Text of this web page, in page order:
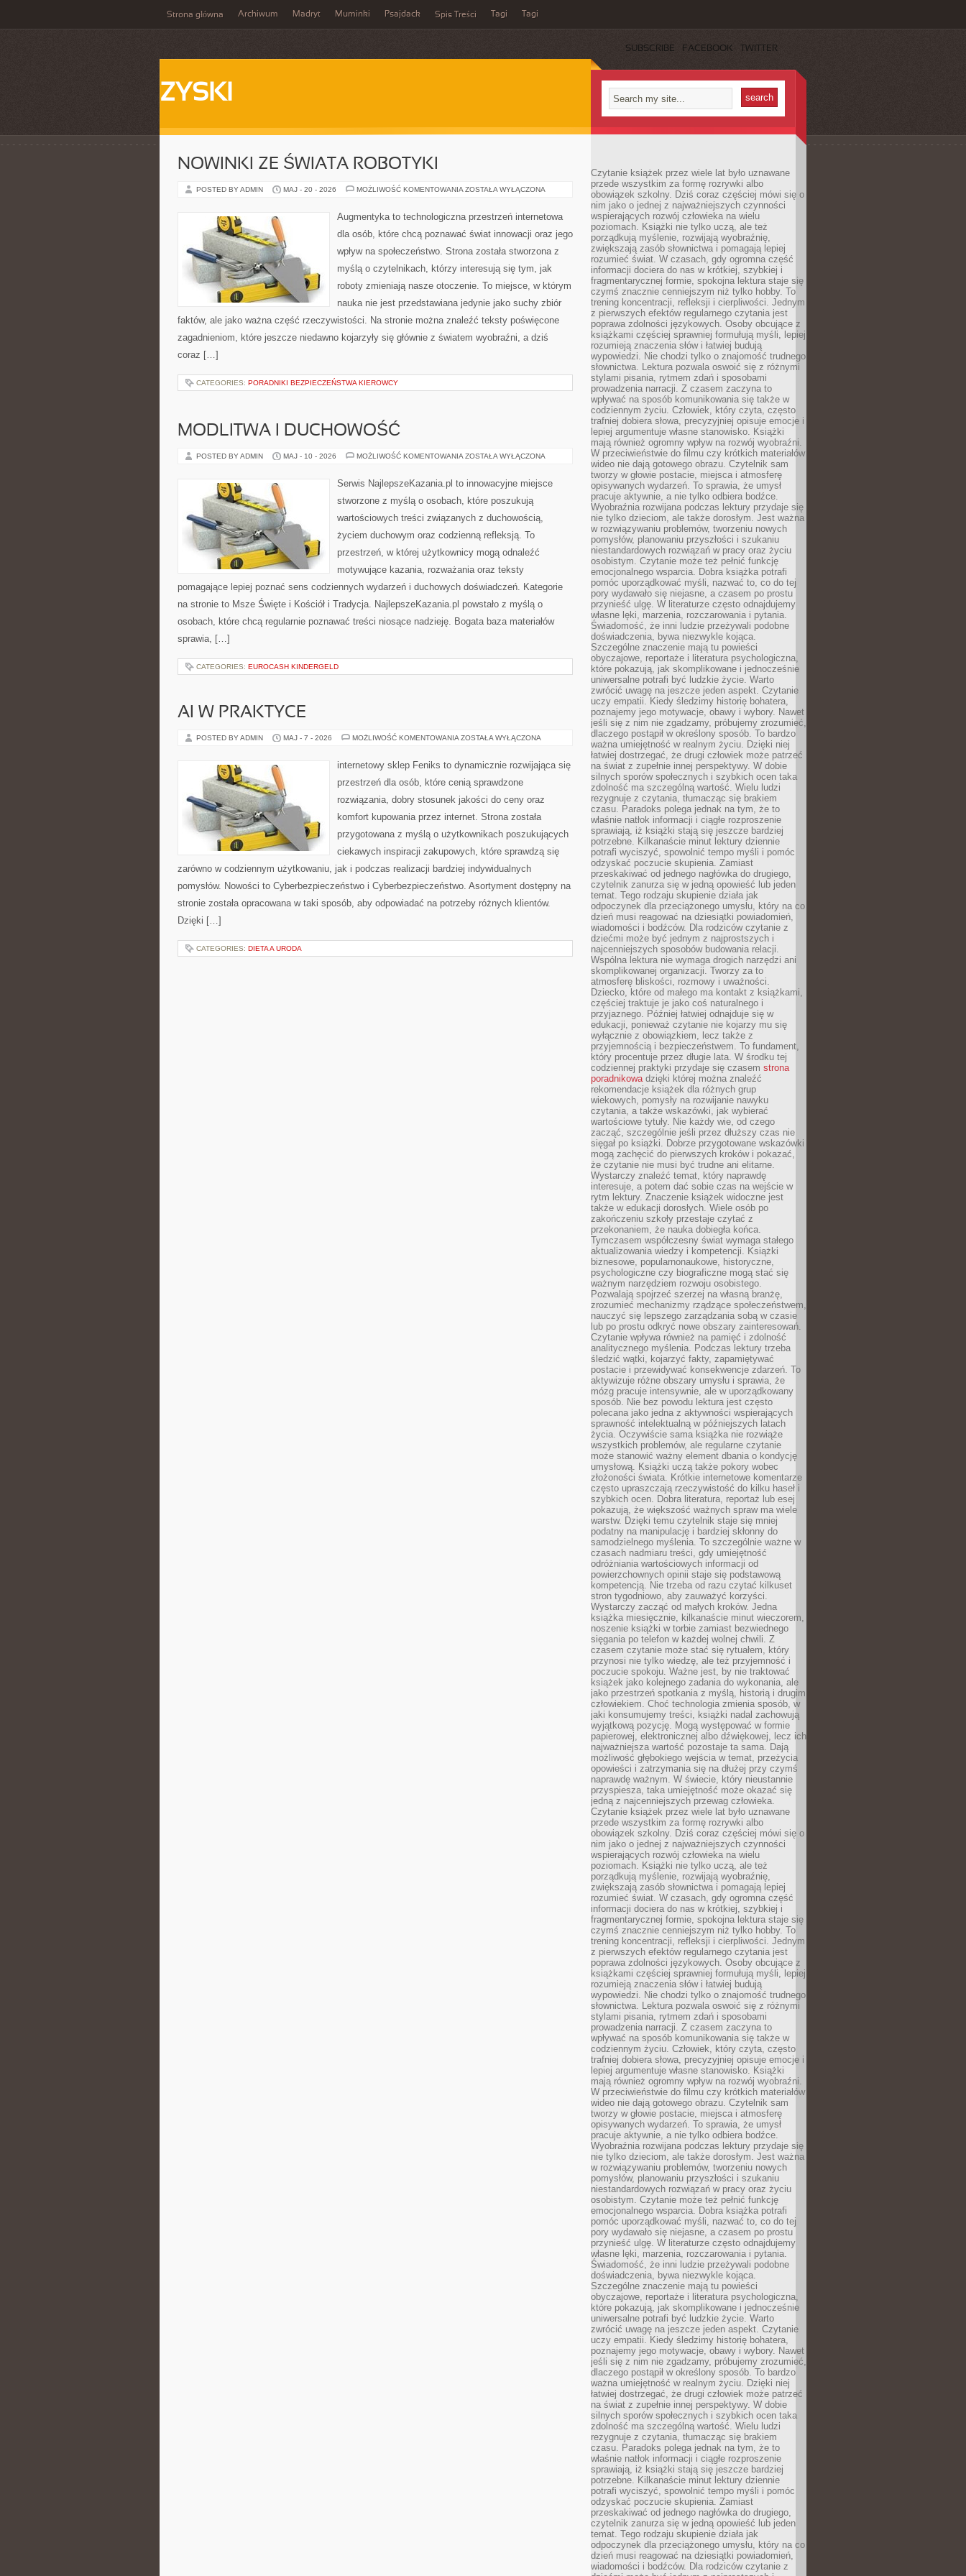
Strona główna Archiwum Madryt Muminki Psajdack Spis Treści Tagi Tagi
SUBSCRIBE FACEBOOK TWITTER
ZYSKI
NOWINKI ZE ŚWIATA ROBOTYKI
POSTED BY ADMIN MAJ - 20 - 2026 MOŻLIWOŚĆ KOMENTOWANIA NOWINKI
ROBOTYKI
ZOSTAŁA WYŁĄCZONA
Augmentyka to technologiczna przestrzeń internetowa
dla osób, które chcą poznawać świat innowacji oraz jego
wpływ na społeczeństwo. Strona została stworzona z
myślą o czytelnikach, którzy interesują się tym, jak
roboty zmieniają nasze otoczenie. To miejsce, w którym
nauka nie jest przedstawiana jedynie jako suchy zbiór
faktów, ale jako ważna część rzeczywistości. Na stronie można znaleźć teksty poświęcone
zagadnieniom, które jeszcze niedawno kojarzyły się głównie z światem wyobraźni, a dziś
coraz […]
CATEGORIES: PORADNIKI BEZPIECZEŃSTWA KIEROWCY
MODLITWA I DUCHOWOŚĆ
POSTED BY ADMIN MAJ - 10 - 2026 MOŻLIWOŚĆ KOMENTOWANIA MODLITWA
ZOSTAŁA WYŁĄCZONA
Serwis NajlepszeKazania.pl to innowacyjne miejsce
stworzone z myślą o osobach, które poszukują
wartościowych treści związanych z duchowością,
życiem duchowym oraz codzienną refleksją. To
przestrzeń, w której użytkownicy mogą odnaleźć
motywujące kazania, rozważania oraz teksty
pomagające lepiej poznać sens codziennych wydarzeń i duchowych doświadczeń. Kategorie
na stronie to Msze Święte i Kościół i Tradycja. NajlepszeKazania.pl powstało z myślą o
osobach, które chcą regularnie poznawać treści niosące nadzieję. Bogata baza materiałów
sprawia, […]
CATEGORIES: EUROCASH KINDERGELD
AI W PRAKTYCE
POSTED BY ADMIN MAJ - 7 - 2026 MOŻLIWOŚĆ KOMENTOWANIA AI
ZOSTAŁA WYŁĄCZONA
internetowy sklep Feniks to dynamicznie rozwijająca się
przestrzeń dla osób, które cenią sprawdzone
rozwiązania, dobry stosunek jakości do ceny oraz
komfort kupowania przez internet. Strona została
przygotowana z myślą o użytkownikach poszukujących
ciekawych inspiracji zakupowych, które sprawdzą się
zarówno w codziennym użytkowaniu, jak i podczas realizacji bardziej indywidualnych
pomysłów. Nowości to Cyberbezpieczeństwo i Cyberbezpieczeństwo. Asortyment dostępny na
stronie została opracowana w taki sposób, aby odpowiadać na potrzeby różnych klientów.
Dzięki […]
CATEGORIES: DIETA A URODA
Czytanie książek przez wiele lat było uznawane
przede wszystkim za formę rozrywki albo
obowiązek szkolny. Dziś coraz częściej mówi się o
nim jako o jednej z najważniejszych czynności
wspierających rozwój człowieka na wielu
poziomach. Książki nie tylko uczą, ale też
porządkują myślenie, rozwijają wyobraźnię,
zwiększają zasób słownictwa i pomagają lepiej
rozumieć świat. W czasach, gdy ogromna część
informacji dociera do nas w krótkiej, szybkiej i
fragmentarycznej formie, spokojna lektura staje się
czymś znacznie cenniejszym niż tylko hobby. To
trening koncentracji, refleksji i cierpliwości. Jednym
z pierwszych efektów regularnego czytania jest
poprawa zdolności językowych. Osoby obcujące z
książkami częściej sprawniej formułują myśli, lepiej
rozumieją znaczenia słów i łatwiej budują
wypowiedzi. Nie chodzi tylko o znajomość trudnego
słownictwa. Lektura pozwala oswoić się z różnymi
stylami pisania, rytmem zdań i sposobami
prowadzenia narracji. Z czasem zaczyna to
wpływać na sposób komunikowania się także w
codziennym życiu. Człowiek, który czyta, często
trafniej dobiera słowa, precyzyjniej opisuje emocje i
lepiej argumentuje własne stanowisko. Książki
mają również ogromny wpływ na rozwój wyobraźni.
W przeciwieństwie do filmu czy krótkich materiałów
wideo nie dają gotowego obrazu. Czytelnik sam
tworzy w głowie postacie, miejsca i atmosferę
opisywanych wydarzeń. To sprawia, że umysł
pracuje aktywnie, a nie tylko odbiera bodźce.
Wyobraźnia rozwijana podczas lektury przydaje się
nie tylko dzieciom, ale także dorosłym. Jest ważna
w rozwiązywaniu problemów, tworzeniu nowych
pomysłów, planowaniu przyszłości i szukaniu
niestandardowych rozwiązań w pracy oraz życiu
osobistym. Czytanie może też pełnić funkcję
emocjonalnego wsparcia. Dobra książka potrafi
pomóc uporządkować myśli, nazwać to, co do tej
pory wydawało się niejasne, a czasem po prostu
przynieść ulgę. W literaturze często odnajdujemy
własne lęki, marzenia, rozczarowania i pytania.
Świadomość, że inni ludzie przeżywali podobne
doświadczenia, bywa niezwykle kojąca.
Szczególne znaczenie mają tu powieści
obyczajowe, reportaże i literatura psychologiczna,
które pokazują, jak skomplikowane i jednocześnie
uniwersalne potrafi być ludzkie życie. Warto
zwrócić uwagę na jeszcze jeden aspekt. Czytanie
uczy empatii. Kiedy śledzimy historię bohatera,
poznajemy jego motywacje, obawy i wybory. Nawet
jeśli się z nim nie zgadzamy, próbujemy zrozumieć,
dlaczego postąpił w określony sposób. To bardzo
ważna umiejętność w realnym życiu. Dzięki niej
łatwiej dostrzegać, że drugi człowiek może patrzeć
na świat z zupełnie innej perspektywy. W dobie
silnych sporów społecznych i szybkich ocen taka
zdolność ma szczególną wartość. Wielu ludzi
rezygnuje z czytania, tłumacząc się brakiem
czasu. Paradoks polega jednak na tym, że to
właśnie natłok informacji i ciągłe rozproszenie
sprawiają, iż książki stają się jeszcze bardziej
potrzebne. Kilkanaście minut lektury dziennie
potrafi wyciszyć, spowolnić tempo myśli i pomóc
odzyskać poczucie skupienia. Zamiast
przeskakiwać od jednego nagłówka do drugiego,
czytelnik zanurza się w jedną opowieść lub jeden
temat. Tego rodzaju skupienie działa jak
odpoczynek dla przeciążonego umysłu, który na co
dzień musi reagować na dziesiątki powiadomień,
wiadomości i bodźców. Dla rodziców czytanie z
dziećmi może być jednym z najprostszych i
najcenniejszych sposobów budowania relacji.
Wspólna lektura nie wymaga drogich narzędzi ani
skomplikowanej organizacji. Tworzy za to
atmosferę bliskości, rozmowy i uważności.
Dziecko, które od małego ma kontakt z książkami,
częściej traktuje je jako coś naturalnego i
przyjaznego. Później łatwiej odnajduje się w
edukacji, ponieważ czytanie nie kojarzy mu się
wyłącznie z obowiązkiem, lecz także z
przyjemnością i bezpieczeństwem. To fundament,
który procentuje przez długie lata. W środku tej
codziennej praktyki przydaje się czasem strona
poradnikowadzięki której można znaleźć
rekomendacje książek dla różnych grup
wiekowych, pomysły na rozwijanie nawyku
czytania, a także wskazówki, jak wybierać
wartościowe tytuły. Nie każdy wie, od czego
zacząć, szczególnie jeśli przez dłuższy czas nie
sięgał po książki. Dobrze przygotowane wskazówki
mogą zachęcić do pierwszych kroków i pokazać,
że czytanie nie musi być trudne ani elitarne.
Wystarczy znaleźć temat, który naprawdę
interesuje, a potem dać sobie czas na wejście w
rytm lektury. Znaczenie książek widoczne jest
także w edukacji dorosłych. Wiele osób po
zakończeniu szkoły przestaje czytać z
przekonaniem, że nauka dobiegła końca.
Tymczasem współczesny świat wymaga stałego
aktualizowania wiedzy i kompetencji. Książki
biznesowe, popularnonaukowe, historyczne,
psychologiczne czy biograficzne mogą stać się
ważnym narzędziem rozwoju osobistego.
Pozwalają spojrzeć szerzej na własną branżę,
zrozumieć mechanizmy rządzące społeczeństwem,
nauczyć się lepszego zarządzania sobą w czasie
lub po prostu odkryć nowe obszary zainteresowań.
Czytanie wpływa również na pamięć i zdolność
analitycznego myślenia. Podczas lektury trzeba
śledzić wątki, kojarzyć fakty, zapamiętywać
postacie i przewidywać konsekwencje zdarzeń. To
aktywizuje różne obszary umysłu i sprawia, że
mózg pracuje intensywnie, ale w uporządkowany
sposób. Nie bez powodu lektura jest często
polecana jako jedna z aktywności wspierających
sprawność intelektualną w późniejszych latach
życia. Oczywiście sama książka nie rozwiąże
wszystkich problemów, ale regularne czytanie
może stanowić ważny element dbania o kondycję
umysłową. Książki uczą także pokory wobec
złożoności świata. Krótkie internetowe komentarze
często upraszczają rzeczywistość do kilku haseł i
szybkich ocen. Dobra literatura, reportaż lub esej
pokazują, że większość ważnych spraw ma wiele
warstw. Dzięki temu czytelnik staje się mniej
podatny na manipulację i bardziej skłonny do
samodzielnego myślenia. To szczególnie ważne w
czasach nadmiaru treści, gdy umiejętność
odróżniania wartościowych informacji od
powierzchownych opinii staje się podstawową
kompetencją. Nie trzeba od razu czytać kilkuset
stron tygodniowo, aby zauważyć korzyści.
Wystarczy zacząć od małych kroków. Jedna
książka miesięcznie, kilkanaście minut wieczorem,
noszenie książki w torbie zamiast bezwiednego
sięgania po telefon w każdej wolnej chwili. Z
czasem czytanie może stać się rytuałem, który
przynosi nie tylko wiedzę, ale też przyjemność i
poczucie spokoju. Ważne jest, by nie traktować
książek jako kolejnego zadania do wykonania, ale
jako przestrzeń spotkania z myślą, historią i drugim
człowiekiem. Choć technologia zmienia sposób, w
jaki konsumujemy treści, książki nadal zachowują
wyjątkową pozycję. Mogą występować w formie
papierowej, elektronicznej albo dźwiękowej, lecz ich
najważniejsza wartość pozostaje ta sama. Dają
możliwość głębokiego wejścia w temat, przeżycia
opowieści i zatrzymania się na dłużej przy czymś
naprawdę ważnym. W świecie, który nieustannie
przyspiesza, taka umiejętność może okazać się
jedną z najcenniejszych przewag człowieka.
Czytanie książek przez wiele lat było uznawane
przede wszystkim za formę rozrywki albo
obowiązek szkolny. Dziś coraz częściej mówi się o
nim jako o jednej z najważniejszych czynności
wspierających rozwój człowieka na wielu
poziomach. Książki nie tylko uczą, ale też
porządkują myślenie, rozwijają wyobraźnię,
zwiększają zasób słownictwa i pomagają lepiej
rozumieć świat. W czasach, gdy ogromna część
informacji dociera do nas w krótkiej, szybkiej i
fragmentarycznej formie, spokojna lektura staje się
czymś znacznie cenniejszym niż tylko hobby. To
trening koncentracji, refleksji i cierpliwości. Jednym
z pierwszych efektów regularnego czytania jest
poprawa zdolności językowych. Osoby obcujące z
książkami częściej sprawniej formułują myśli, lepiej
rozumieją znaczenia słów i łatwiej budują
wypowiedzi. Nie chodzi tylko o znajomość trudnego
słownictwa. Lektura pozwala oswoić się z różnymi
stylami pisania, rytmem zdań i sposobami
prowadzenia narracji. Z czasem zaczyna to
wpływać na sposób komunikowania się także w
codziennym życiu. Człowiek, który czyta, często
trafniej dobiera słowa, precyzyjniej opisuje emocje i
lepiej argumentuje własne stanowisko. Książki
mają również ogromny wpływ na rozwój wyobraźni.
W przeciwieństwie do filmu czy krótkich materiałów
wideo nie dają gotowego obrazu. Czytelnik sam
tworzy w głowie postacie, miejsca i atmosferę
opisywanych wydarzeń. To sprawia, że umysł
pracuje aktywnie, a nie tylko odbiera bodźce.
Wyobraźnia rozwijana podczas lektury przydaje się
nie tylko dzieciom, ale także dorosłym. Jest ważna
w rozwiązywaniu problemów, tworzeniu nowych
pomysłów, planowaniu przyszłości i szukaniu
niestandardowych rozwiązań w pracy oraz życiu
osobistym. Czytanie może też pełnić funkcję
emocjonalnego wsparcia. Dobra książka potrafi
pomóc uporządkować myśli, nazwać to, co do tej
pory wydawało się niejasne, a czasem po prostu
przynieść ulgę. W literaturze często odnajdujemy
własne lęki, marzenia, rozczarowania i pytania.
Świadomość, że inni ludzie przeżywali podobne
doświadczenia, bywa niezwykle kojąca.
Szczególne znaczenie mają tu powieści
obyczajowe, reportaże i literatura psychologiczna,
które pokazują, jak skomplikowane i jednocześnie
uniwersalne potrafi być ludzkie życie. Warto
zwrócić uwagę na jeszcze jeden aspekt. Czytanie
uczy empatii. Kiedy śledzimy historię bohatera,
poznajemy jego motywacje, obawy i wybory. Nawet
jeśli się z nim nie zgadzamy, próbujemy zrozumieć,
dlaczego postąpił w określony sposób. To bardzo
ważna umiejętność w realnym życiu. Dzięki niej
łatwiej dostrzegać, że drugi człowiek może patrzeć
na świat z zupełnie innej perspektywy. W dobie
silnych sporów społecznych i szybkich ocen taka
zdolność ma szczególną wartość. Wielu ludzi
rezygnuje z czytania, tłumacząc się brakiem
czasu. Paradoks polega jednak na tym, że to
właśnie natłok informacji i ciągłe rozproszenie
sprawiają, iż książki stają się jeszcze bardziej
potrzebne. Kilkanaście minut lektury dziennie
potrafi wyciszyć, spowolnić tempo myśli i pomóc
odzyskać poczucie skupienia. Zamiast
przeskakiwać od jednego nagłówka do drugiego,
czytelnik zanurza się w jedną opowieść lub jeden
temat. Tego rodzaju skupienie działa jak
odpoczynek dla przeciążonego umysłu, który na co
dzień musi reagować na dziesiątki powiadomień,
wiadomości i bodźców. Dla rodziców czytanie z